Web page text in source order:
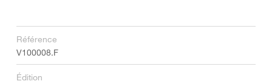
Référence
V100008.F
Édition